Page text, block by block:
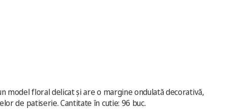
model floral delicat și are o margine ondulată decorativă,
de patiserie. Cantitate în cutie: 96 buc.